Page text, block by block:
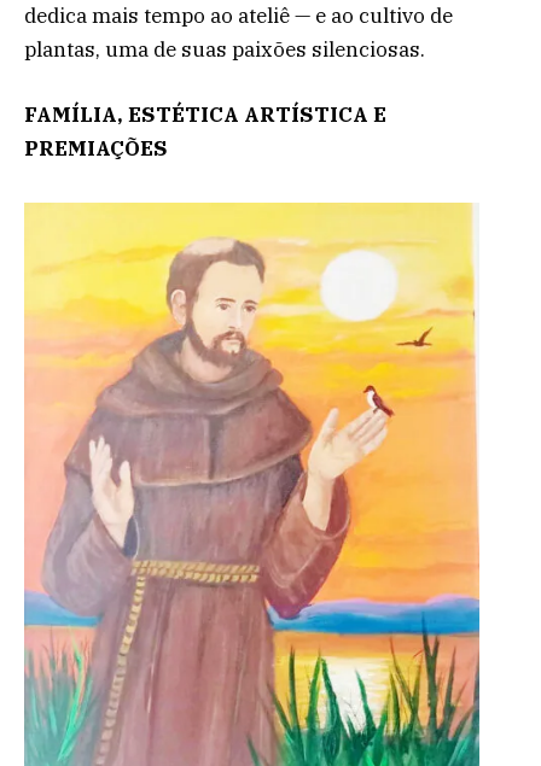
dedica mais tempo ao ateliê — e ao cultivo de
plantas, uma de suas paixões silenciosas.
FAMÍLIA, ESTÉTICA ARTÍSTICA E
PREMIAÇÕES